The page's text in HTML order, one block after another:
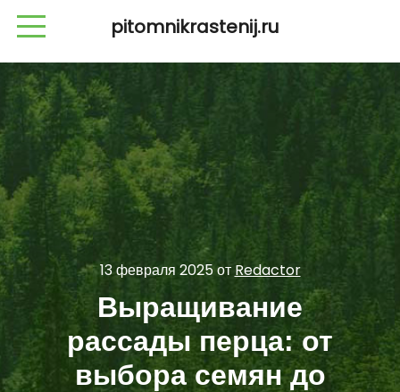
pitomnikrastenij.ru
13 февраля 2025от Redactor
Выращивание
рассады перца: от
выбора семян до